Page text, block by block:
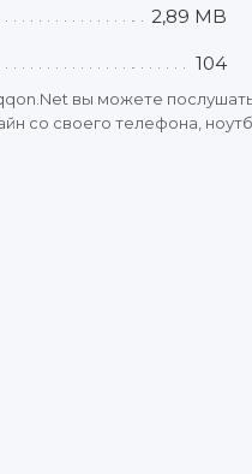
2,89 MB
104
вы можете
со своего телефона,